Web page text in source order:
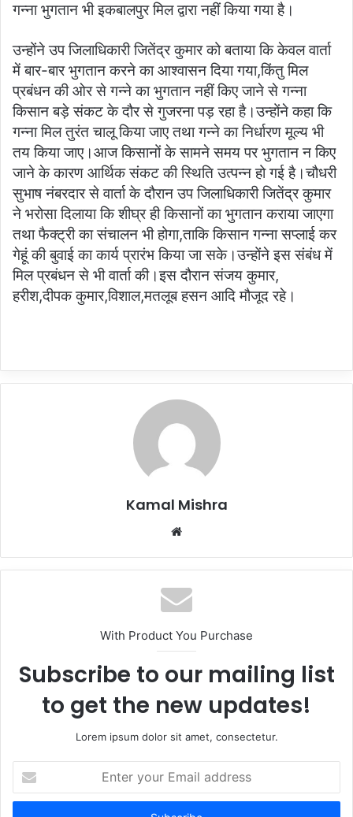
गन्ना भुगतान भी इकबालपुर मिल द्वारा नहीं किया गया है।
उन्होंने उप जिलाधिकारी जितेंद्र कुमार को बताया कि केवल वार्ता
में बार-बार भुगतान करने का आश्वासन दिया गया,किंतु मिल
प्रबंधन की ओर से गन्ने का भुगतान नहीं किए जाने से गन्ना
किसान बड़े संकट के दौर से गुजरना पड़ रहा है।उन्होंने कहा कि
गन्ना मिल तुरंत चालू किया जाए तथा गन्ने का निर्धारण मूल्य भी
तय किया जाए।आज किसानों के सामने समय पर भुगतान न किए
जाने के कारण आर्थिक संकट की स्थिति उत्पन्न हो गई है।चौधरी
सुभाष नंबरदार से वार्ता के दौरान उप जिलाधिकारी जितेंद्र कुमार
ने भरोसा दिलाया कि शीघ्र ही किसानों का भुगतान कराया जाएगा
तथा फैक्ट्री का संचालन भी होगा,ताकि किसान गन्ना सप्लाई कर
गेहूं की बुवाई का कार्य प्रारंभ किया जा सके।उन्होंने इस संबंध में
मिल प्रबंधन से भी वार्ता की।इस दौरान संजय कुमार,
हरीश,दीपक कुमार,विशाल,मतलूब हसन आदि मौजूद रहे।
Kamal Mishra
Website
With Product You Purchase
Subscribe to our mailing list
to get the new updates!
Lorem ipsum dolor sit amet, consectetur.
your
Email